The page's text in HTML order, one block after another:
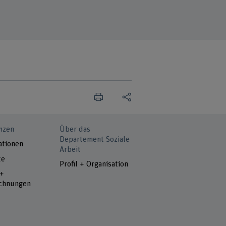
Über das
Departement Soziale
Arbeit
Profil + Organisation